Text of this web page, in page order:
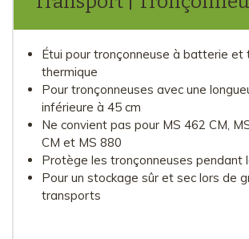
Étui pour tronçonneuse à batterie et
thermique
Pour tronçonneuses avec une
inférieure à 45 cm
Ne convient pas pour MS 462 CM,
CM et MS 880
Protège les tronçonneuses pendant
Pour un stockage sûr et sec lors de
transports